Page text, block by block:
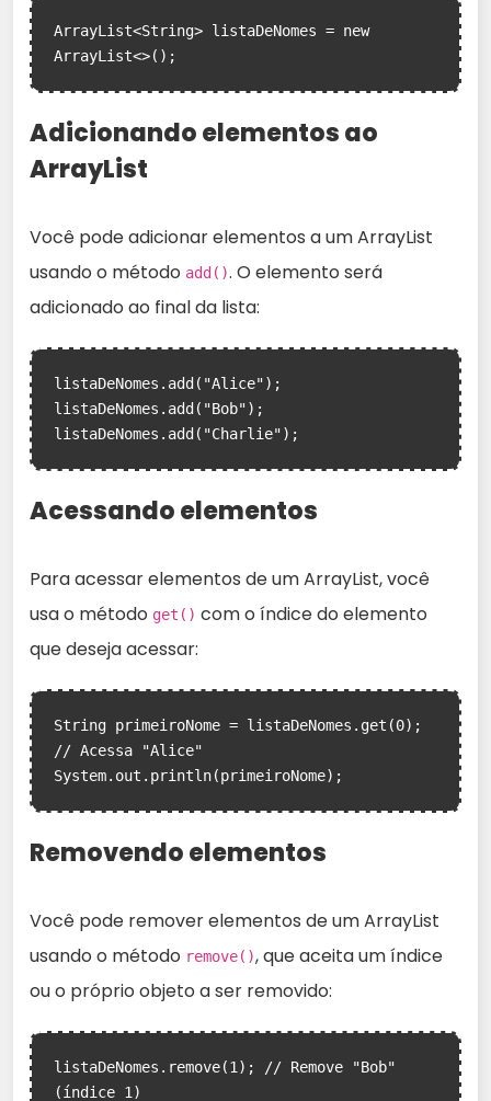
ArrayList<String> listaDeNomes = new
ArrayList<>();
Adicionando elementos ao
ArrayList
Você pode adicionar elementos a um ArrayList
usando o método add(). O elemento será
adicionado ao final da lista:
listaDeNomes.add("Alice");
listaDeNomes.add("Bob");
listaDeNomes.add("Charlie");
Acessando elementos
Para acessar elementos de um ArrayList, você
usa o método get() com o índice do elemento
que deseja acessar:
String primeiroNome = listaDeNomes.get(0);
// Acessa "Alice"
System.out.println(primeiroNome);
Removendo elementos
Você pode remover elementos de um ArrayList
usando o método remove(), que aceita um índice
ou o próprio objeto a ser removido:
listaDeNomes.remove(1); // Remove "Bob"
(índice 1)